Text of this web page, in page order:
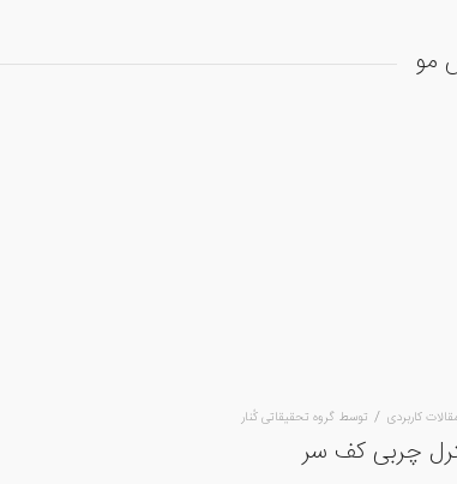
مو
کاربردی / توسط گروه تحقیقاتی کُنار
چربی کف سر